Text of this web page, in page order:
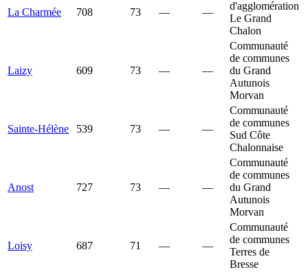
La Charmée 708 73 — —
d'agglomération
Le Grand
Chalon
Laizy 609 73 — —
Communauté
de communes
du Grand
Autunois
Morvan
Sainte-Hélène 539 73 — —
Communauté
de communes
Sud Côte
Chalonnaise
Anost 727 73 — —
Communauté
de communes
du Grand
Autunois
Morvan
Loisy 687 71 — —
Communauté
de communes
Terres de
Bresse